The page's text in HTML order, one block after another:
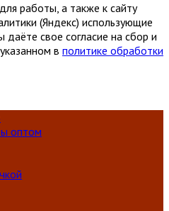
работы, а также к сайту
(Яндекс) использующие
даёте свое согласие на сбор и
в политике обработки
оптом